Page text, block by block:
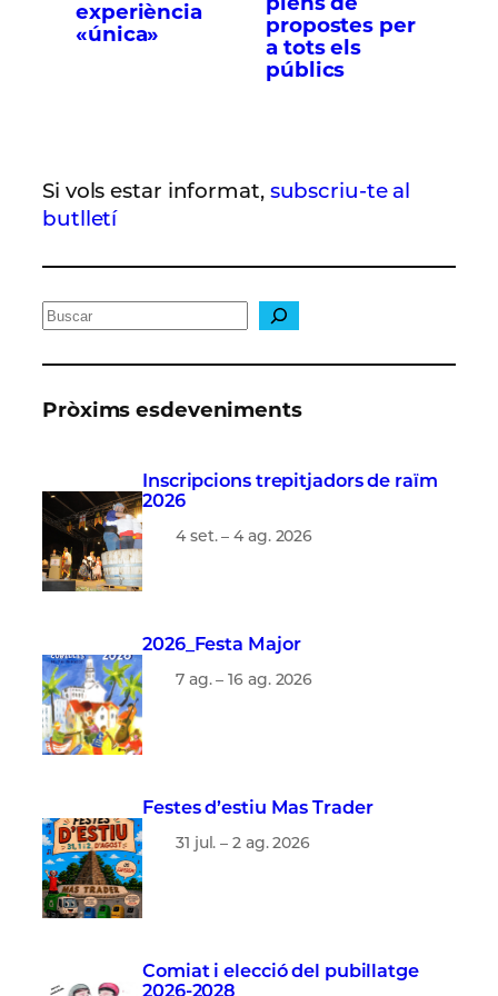
experiència
«única»
propostes per
a tots els
públics
Si vols estar informat, subscriu-te al
butlletí
C
r
c
a
Pròxims esdeveniments
Inscripcions trepitjadors de raïm
2026
4 set. – 4 ag. 2026
2026_Festa Major
7 ag. – 16 ag. 2026
Festes d’estiu Mas Trader
31 jul. – 2 ag. 2026
Comiat i elecció del pubillatge
2026-2028